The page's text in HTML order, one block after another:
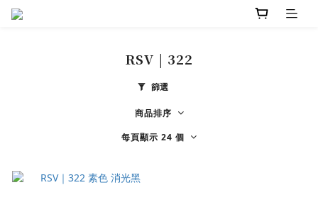
RSV | 322
篩選
商品排序
每頁顯示 24 個